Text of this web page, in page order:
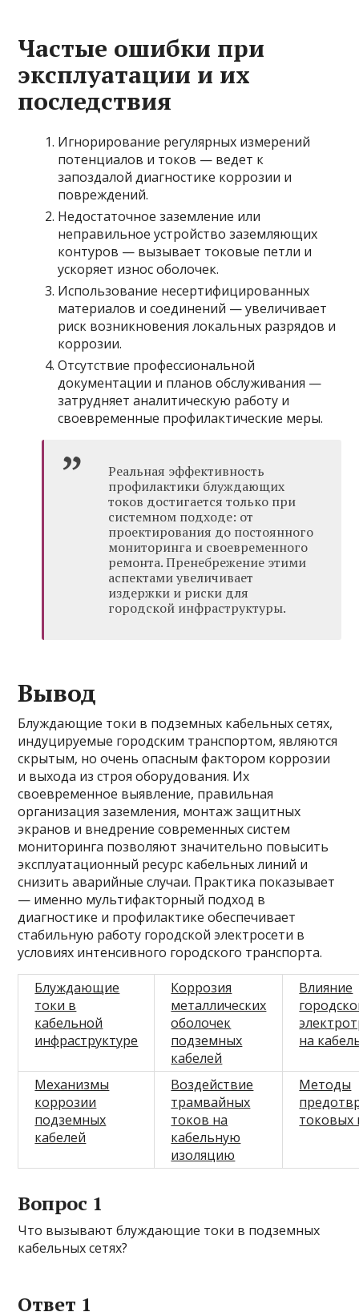
Частые ошибки при
эксплуатации и их
последствия
Игнорирование регулярных измерений
потенциалов и токов — ведет к
запоздалой диагностике коррозии и
повреждений.
Недостаточное заземление или
неправильное устройство заземляющих
контуров — вызывает токовые петли и
ускоряет износ оболочек.
Использование несертифицированных
материалов и соединений — увеличивает
риск возникновения локальных разрядов и
коррозии.
Отсутствие профессиональной
документации и планов обслуживания —
затрудняет аналитическую работу и
своевременные профилактические меры.
Реальная эффективность
профилактики блуждающих
токов достигается только при
системном подходе: от
проектирования до постоянного
мониторинга и своевременного
ремонта. Пренебрежение этими
аспектами увеличивает
издержки и риски для
городской инфраструктуры.
Вывод
Блуждающие токи в подземных кабельных сетях,
индуцируемые городским транспортом, являются
скрытым, но очень опасным фактором коррозии
и выхода из строя оборудования. Их
своевременное выявление, правильная
организация заземления, монтаж защитных
экранов и внедрение современных систем
мониторинга позволяют значительно повысить
эксплуатационный ресурс кабельных линий и
снизить аварийные случаи. Практика показывает
— именно мультифакторный подход в
диагностике и профилактике обеспечивает
стабильную работу городской электросети в
условиях интенсивного городского транспорта.
Блуждающие
токи в
кабельной
инфраструктуре
Коррозия
металлических
оболочек
подземных
кабелей
Влияние
на
Механизмы
коррозии
подземных
кабелей
Воздействие
трамвайных
токов на
кабельную
изоляцию
Методы
токовых
Вопрос 1
Что вызывают блуждающие токи в подземных
кабельных сетях?
Ответ 1